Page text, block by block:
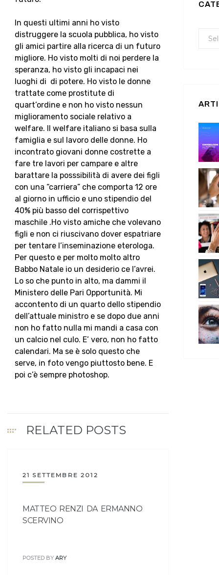
In questi ultimi anni ho visto
distruggere la scuola pubblica, ho visto
gli amici partire alla ricerca di un futuro
migliore. Ho visto molti di noi perdere la
speranza, ho visto gli incapaci nei
luoghi di di potere. Ho visto le donne
trattate come prostitute di
quart’ordine e non ho visto nessun
miglioramento sociale relativo a
welfare. Il welfare italiano si basa sulla
famiglia e sul lavoro delle donne. Ho
incontrato giovani donne costrette a
fare tre lavori per campare e altre
barattare la posssibilità di avere dei figli
con una “carriera” che comporta 12 ore
al giorno in ufficio e uno stipendio del
40% più basso del corrispettivo
maschile .Ho visto amiche che volevano
figli e non ci riuscivano dover espatriare
per tentare l’inseminazione eterologa.
Per questo e per molto molto altro
Babbo Natale io un desiderio ce l’avrei.
Lo so che punto in alto, ma dammi il
Ministero delle Pari Opportunità. Mi
accontento di un quarto dello stipendio
dell’attuale ministro e se dopo due anni
non ho fatto nulla mi mandi a casa con
un calcio nel culo. E’ vero, non ho fatto
calendari. Ma se è solo questo che
serve, in foto vengo piuttosto bene. E
poi c’è sempre photoshop.
RELATED POSTS
21 SETTEMBRE 2012
MATTEO RENZI DA ERMANNO
SCERVINO
POSTED BY ARY